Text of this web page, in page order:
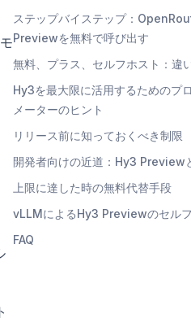
ステップバイステップ：
Previewを無料で呼び出す
無料、プラス、セルフホスト：違
Hy3を最大限に活用するためのプ
メーターのヒント
リリース前に知っておくべき制限
開発者向けの近道：Hy3 Preview
上限に達した時の無料代替手段
vLLMによるHy3 Previewのセル
FAQ